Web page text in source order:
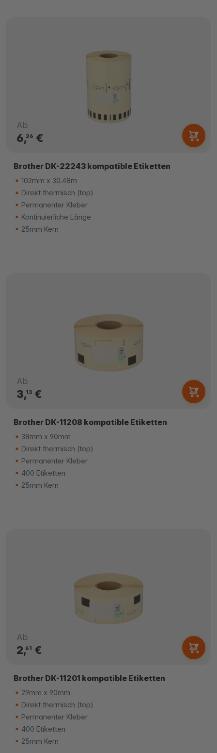
Ab
6,26 €
Brother DK-22243 kompatible Etiketten
102mm x 30.48m
Direkt thermisch (top)
Permanenter Kleber
Kontinuierliche Länge
25mm Kern
Ab
3,13€
Brother DK-11208 kompatible Etiketten
38mm x 90mm
Direkt thermisch (top)
Permanenter Kleber
400 Etiketten
25mm Kern
Ab
2,61 €
Brother DK-11201 kompatible Etiketten
29mm x 90mm
Direkt thermisch (top)
Permanenter Kleber
400 Etiketten
25mm Kern